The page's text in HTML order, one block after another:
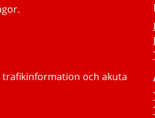
trafikinformation och akuta